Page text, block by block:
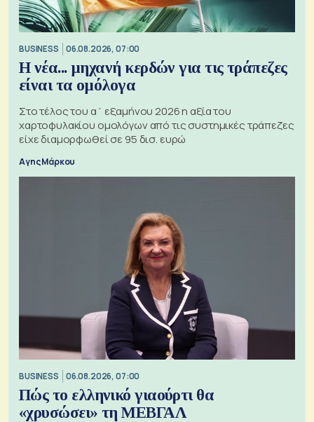
BUSINESS 06.08.2026, 07:00
Η νέα... μηχανή κερδών για τις τράπεζες
είναι τα ομόλογα
Στο τέλος του α΄ εξαμήνου 2026 η αξία του
χαρτοφυλακίου ομολόγων από τις συστημικές τράπεζες
είχε διαμορφωθεί σε 95 δισ. ευρώ
Αγης Μάρκου
BUSINESS 06.08.2026, 07:00
Πώς το ελληνικό γιαούρτι θα
«χρυσώσει» τη ΜΕΒΓΑΛ